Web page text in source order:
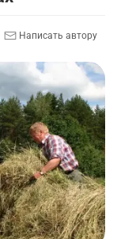
выпустили
Написать автору